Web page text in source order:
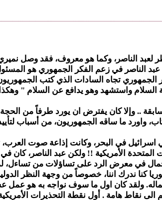
لعبد الناصر، وكما هو معروف، فقد وصل
عبد الناصر في زعم الفكر الجمهوري هو
تجاه السادات الذي كتب
واستشهد وهو يدافع عن السلام "
.. وإلا كان يفترض ان يورد طرفاً من الحجة
ما ساقه الجمهوريون، من أسباب
في البحر، وكانت إذاعة صوت العرب،
المتحدة الأمريكية !! ولكن عبد الناصر، كان
في معرض الرد على تساؤلات من تساءل،
كنا ندرك اننا، خصوصاً من وجهة النظر
ولقد كان اول ما سوف نواجه به هو عمل
الى نقاط هامة . أول نقطة التحذيرات